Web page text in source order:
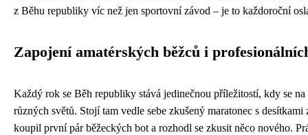
z Běhu republiky víc než jen sportovní závod – je to každoroční
Zapojení amatérských běžců i
Každý rok se Běh republiky stává jedinečnou příležitostí, kdy se
různých světů. Stojí tam vedle sebe zkušený maratonec s
koupil první pár běžeckých bot a rozhodl se zkusit něco nového.